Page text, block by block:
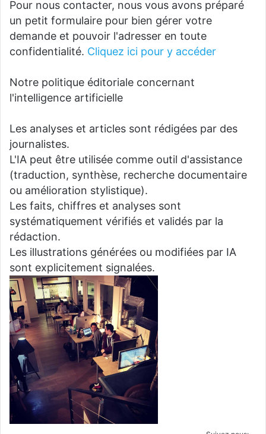
Pour nous contacter, nous vous avons préparé
un petit formulaire pour bien gérer votre
demande et pouvoir l'adresser en toute
confidentialité. Cliquez ici pour y accéder
Notre politique éditoriale concernant
l'intelligence artificielle
Les analyses et articles sont rédigées par des
journalistes.
L'IA peut être utilisée comme outil d'assistance
(traduction, synthèse, recherche documentaire
ou amélioration stylistique).
Les faits, chiffres et analyses sont
systématiquement vérifiés et validés par la
rédaction.
Les illustrations générées ou modifiées par IA
sont explicitement signalées.